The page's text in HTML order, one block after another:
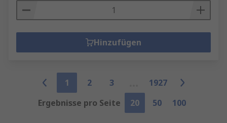
Hinzufügen
1 2 3
1927
Ergebnisse pro Seite
20 50 100